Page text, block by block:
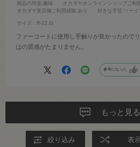
商品の用途:趣味 オカダヤオンラインショップご利
オカダヤ実店舗ご利用経験:あり 好きな手芸:ソーイ
サイズ：R-22.白
ファーコートに使用し手触りが良かったので
はの質感がたまりません。
参考になった
もっと見る
絞り込み 表